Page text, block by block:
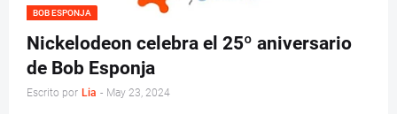
BOB ESPONJA
Nickelodeon celebra el 25º aniversario
de Bob Esponja
Escrito por Lia - May 23, 2024